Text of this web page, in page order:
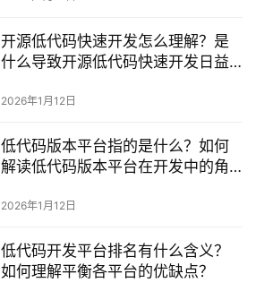
开源低代码快速开发怎么理解？是
什么导致开源低代码快速开发日益
2026年1月12日
低代码版本平台指的是什么？如何
解读低代码版本平台在开发中的角
2026年1月12日
低代码开发平台排名有什么含义？
如何理解平衡各平台的优缺点？